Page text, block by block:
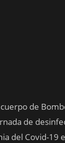
de
de
del Covid-19